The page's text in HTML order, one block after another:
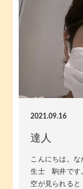
2021.09.16
達人
こんにちは。
生士 駒井です
空が見られる